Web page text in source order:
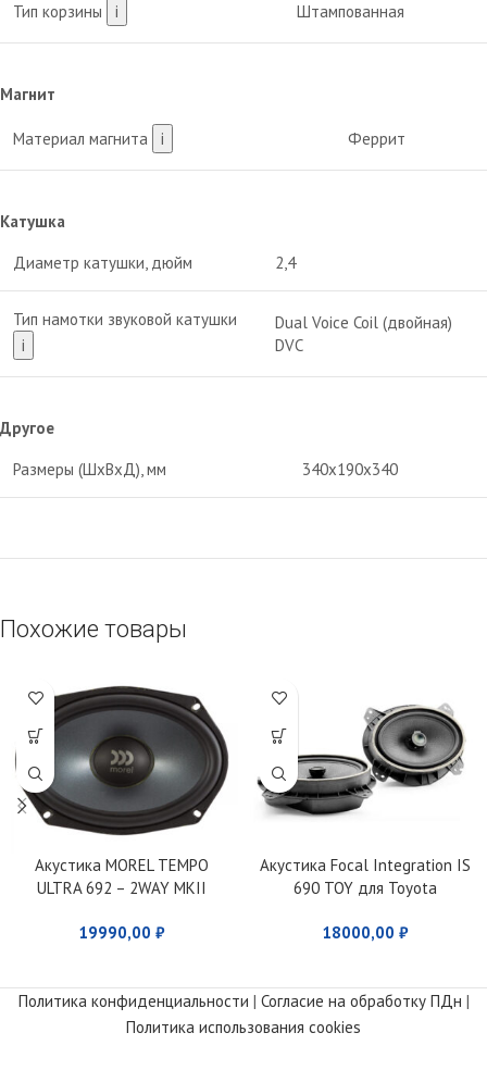
Тип корзины i Штампованная
Магнит
Материал магнита i Феррит
Катушка
Диаметр катушки, дюйм
2,4
Тип намотки звуковой катушки
i
Dual Voice Coil (двойная)
DVC
Другое
Размеры (ШхВхД), мм
340х190х340
Похожие товары
Акустика MOREL TEMPO
ULTRA 692 – 2WAY MKII
19990,00 ₽
Акустика Focal Integration IS
690 TOY для Toyota
18000,00 ₽
Политика конфиденциальности | Согласие на обработку ПДн |
Политика использования cookies